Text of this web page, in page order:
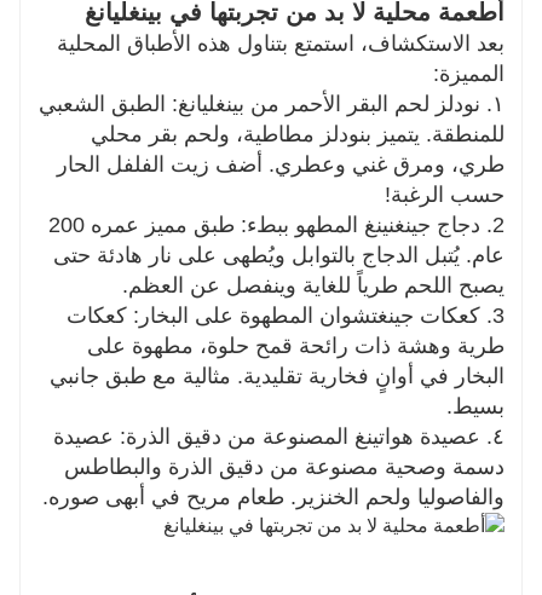
أطعمة محلية لا بد من تجربتها في بينغليانغ
بعد الاستكشاف، استمتع بتناول هذه الأطباق المحلية
المميزة:
١. نودلز لحم البقر الأحمر من بينغليانغ: الطبق الشعبي
للمنطقة. يتميز بنودلز مطاطية، ولحم بقر محلي
طري، ومرق غني وعطري. أضف زيت الفلفل الحار
حسب الرغبة!
2. دجاج جينغنينغ المطهو ​​ببطء: طبق مميز عمره 200
عام. يُتبل الدجاج بالتوابل ويُطهى على نار هادئة حتى
يصبح اللحم طرياً للغاية وينفصل عن العظم.
3. كعكات جينغتشوان المطهوة على البخار: كعكات
طرية وهشة ذات رائحة قمح حلوة، مطهوة على
البخار في أوانٍ فخارية تقليدية. مثالية مع طبق جانبي
بسيط.
٤. عصيدة هواتينغ المصنوعة من دقيق الذرة: عصيدة
دسمة وصحية مصنوعة من دقيق الذرة والبطاطس
والفاصوليا ولحم الخنزير. طعام مريح في أبهى صوره.